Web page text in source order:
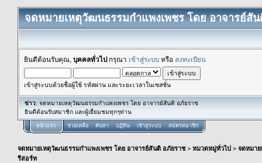
จดหมายเหตุวัฒนธรรมกำแพงเพชร โดย อาจารย์สั
ยินดีต้อนรับคุณ, บุคคลทั่วไปกรุณา เข้าสู่ระบบ หรือ ลงทะเบียน
เข้าสู่ระบบด้วยชื่อผู้ใช้ รหัสผ่าน และระยะเวลาในเซสชั่น
ข่าว: จดหมายเหตุวัฒนธรรมกำแพงเพชร โดย อาจารย์สันติ อภัยราช
ยินดีต้อนรับสมาชิก และผู้เยื่ยมชมทุกๆท่าน
หน้าแรก ช่วยเหลือ ค้นหา ปฏิทิน เข้าสู่ระบบ สมัครสมาชิก
จดหมายเหตุวัฒนธรรมกำแพงเพชร โดย อาจารย์สันติ อภัยราช> หมวดหมู่ทั่วไป > จดหมา
รีสอร์ท